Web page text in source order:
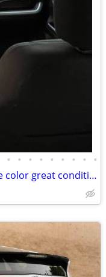
• • • • • • • • •
66K miles, Toyota Prius C rare blue color great condition!